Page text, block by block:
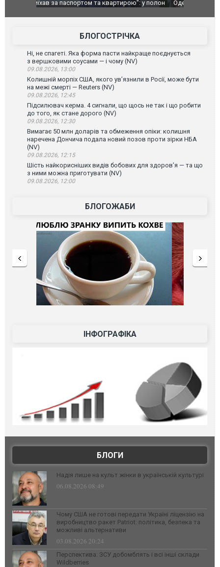
Одесу накрила потужна злива з градом та
Вже
БЛОГОСТРІЧКА
Ні, не спагеті. Яка форма пасти найкраще поєднується
з вершковими соусами — і чому (NV)
09.08.2026, 13:00
Колишній морпіх США, якого ув’язнили в Росії, може бути
на межі смерті — Reuters (NV)
09.08.2026, 12:45
Підсилювач керма. 4 сигнали, що щось не так і що робити
до того, як стане дорого (NV)
09.08.2026, 12:30
Вимагає 50 млн доларів та обмеження опіки: колишня
наречена Дончича подала новий позов проти зірки НБА
(NV)
09.08.2026, 12:15
Шість найкорисніших видів бобових для здоров’я — та що
з ними можна приготувати (NV)
09.08.2026, 12:00
БЛОГОЖАБИ
ІНФОГРАФІКА
БЛОГИ
Надія лише на культ жінки в українській культурі
06.08.2026 08:49
Чому США не готові передати Україні ліцензію на
виробництво ракет Patriot: політика, безпека та
можливі альтернативи
03.08.2026 20:24
Перспектива: ЗСУ добомблять і всі інші склади
Wildberries